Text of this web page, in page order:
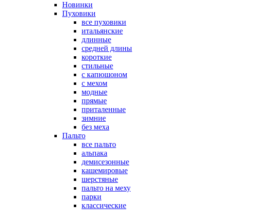
Новинки
Пуховики
все пуховики
итальянские
длинные
средней длины
короткие
стильные
с капюшоном
с мехом
модные
прямые
приталенные
зимние
без меха
Пальто
все пальто
альпака
демисезонные
кашемировые
шерстяные
пальто на меху
парки
классические